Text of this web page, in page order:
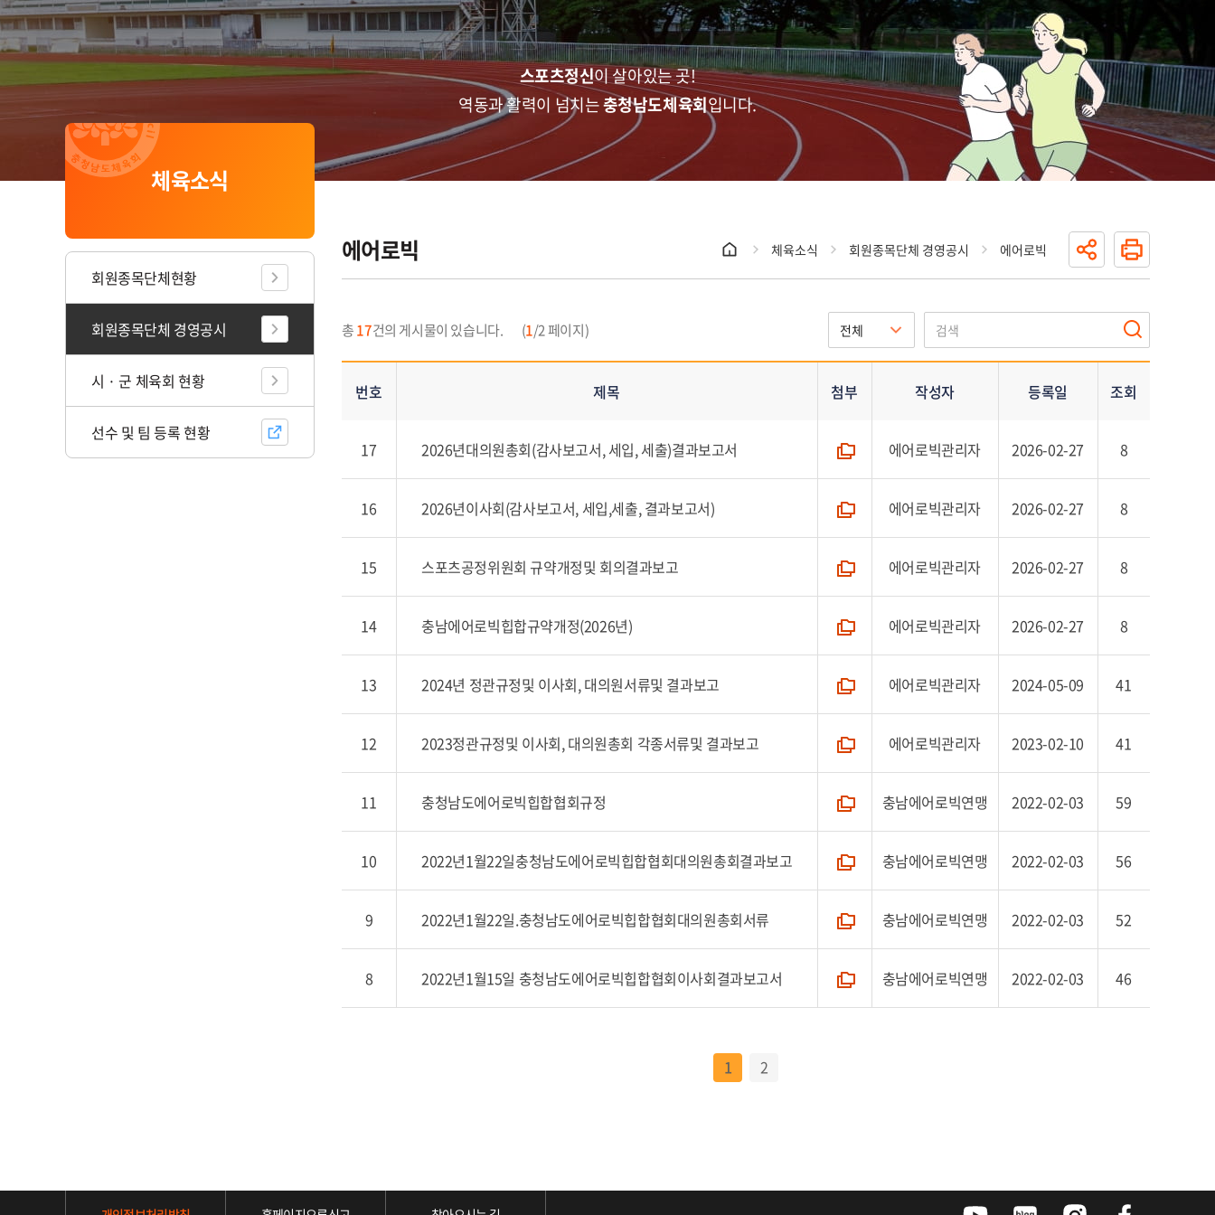
본문 바로가기
주메뉴 바로가기
스포츠정신이 살아있는 곳!
역동과 활력이 넘치는충청남도체육회입니다.
체육소식
회원종목단체현황
회원종목단체 경영공시
시 · 군 체육회 현황
선수 및 팀 등록 현황
에어로빅 체육소식 회원종목단체 경영공시 에어로빅
공유하기인쇄하기
총17건의 게시물이 있습니다. (1/2 페이지)
판
리
트
번
제
번호 제목 첨부 작성자 등록일 조회
17 2026년대의원총회(감사보고서, 세입, 세출)결과보고서 에어로빅관리자 2026-02-27 8
16 2026년이사회(감사보고서, 세입,세출, 결과보고서) 에어로빅관리자 2026-02-27 8
15 스포츠공정위원회 규약개정및 회의결과보고 에어로빅관리자 2026-02-27 8
14 충남에어로빅힙합규약개정(2026년) 에어로빅관리자 2026-02-27 8
13 2024년 정관규정및 이사회, 대의원서류및 결과보고 에어로빅관리자 2024-05-09 41
12 2023정관규정및 이사회, 대의원총회 각종서류및 결과보고 에어로빅관리자 2023-02-10 41
11 충청남도에어로빅힙합협회규정 충남에어로빅연맹 2022-02-03 59
10 2022년1월22일충청남도에어로빅힙합협회대의원총회결과보고 충남에어로빅연맹 2022-02-03 56
9 2022년1월22일.충청남도에어로빅힙합협회대의원총회서류 충남에어로빅연맹 2022-02-03 52
8 2022년1월15일 충청남도에어로빅힙합협회이사회결과보고서 충남에어로빅연맹 2022-02-03 46
1 2